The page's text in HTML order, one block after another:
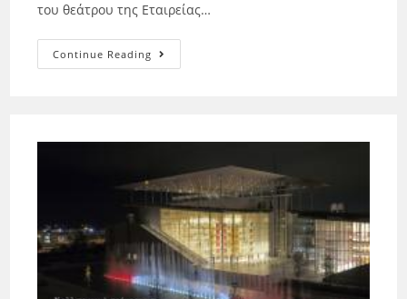
του θεάτρου της Εταιρείας…
Continue Reading